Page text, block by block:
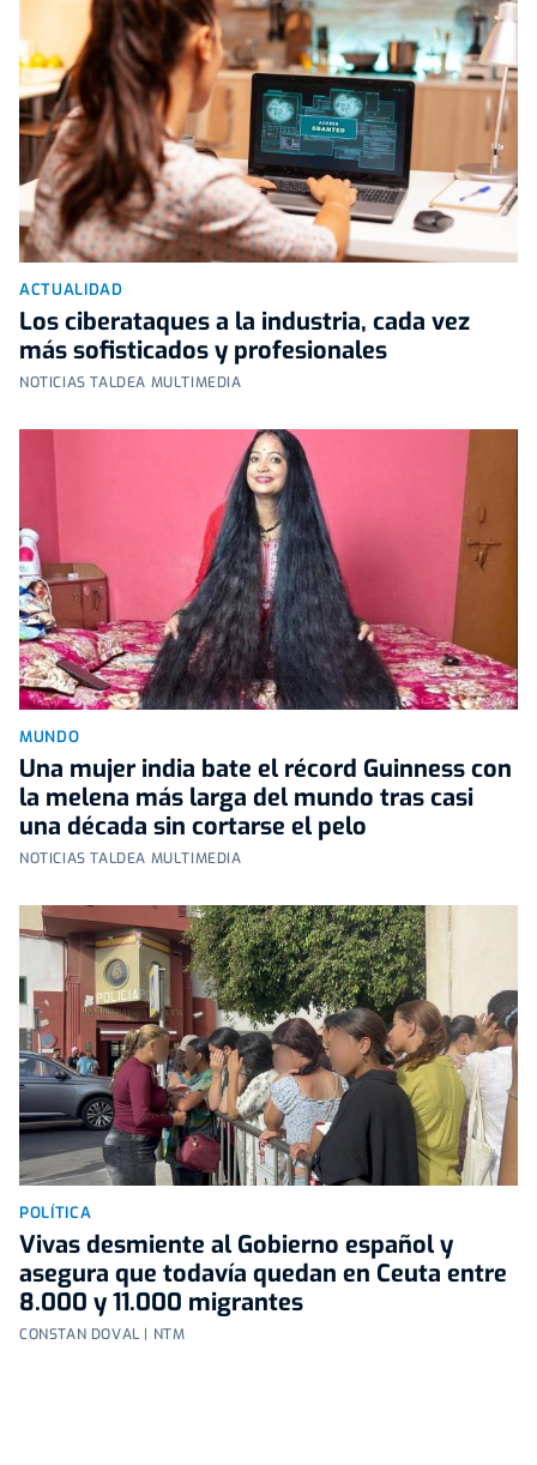
ACTUALIDAD
Los ciberataques a la industria, cada vez
más sofisticados y profesionales
NOTICIAS TALDEA MULTIMEDIA
MUNDO
Una mujer india bate el récord Guinness con
la melena más larga del mundo tras casi
una década sin cortarse el pelo
NOTICIAS TALDEA MULTIMEDIA
POLÍTICA
Vivas desmiente al Gobierno español y
asegura que todavía quedan en Ceuta entre
8.000 y 11.000 migrantes
CONSTAN DOVAL | NTM